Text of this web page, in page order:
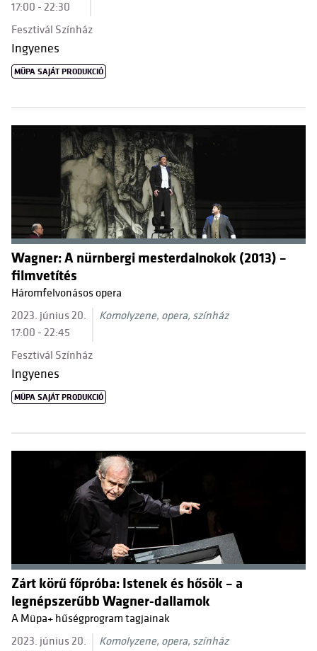
17:00 - 22:30
Fesztivál Színház
Ingyenes
MÜPA SAJÁT PRODUKCIÓ
Wagner: A nürnbergi mesterdalnokok (2013) –
filmvetítés
Háromfelvonásos opera
2023. június 20.
17:00 - 22:45
Komolyzene, opera, színház
Fesztivál Színház
Ingyenes
MÜPA SAJÁT PRODUKCIÓ
Zárt körű főpróba: Istenek és hősök – a
legnépszerűbb Wagner-dallamok
A Müpa+ hűségprogram tagjainak
2023. június 20.
Komolyzene, opera, színház